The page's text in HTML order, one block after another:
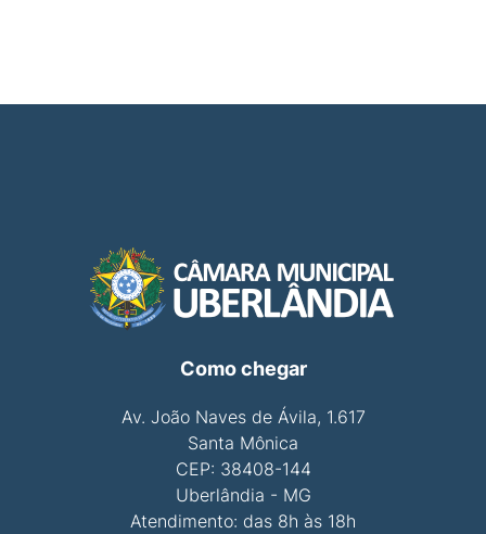
Como chegar
Av. João Naves de Ávila, 1.617
Santa Mônica
CEP: 38408-144
Uberlândia - MG
Atendimento: das 8h às 18h